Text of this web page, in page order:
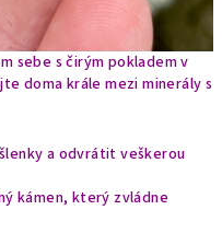
sebe s čirým pokladem v
doma krále mezi minerály s
a odvrátit veškerou
kámen, který zvládne